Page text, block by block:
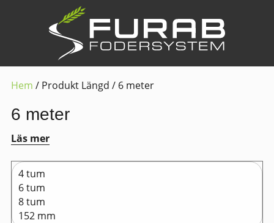
Hem / Produkt Längd / 6 meter
6 meter
Läs mer